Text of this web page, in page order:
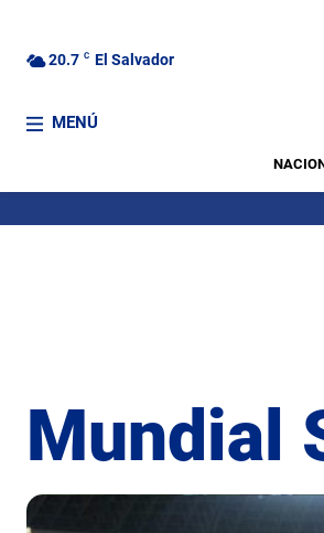
20.7 C El Salvador
MENÚ
Mundial